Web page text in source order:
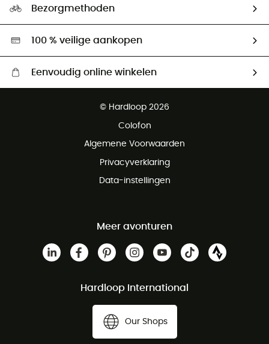
Ambassadeurs
Hardgreen
Bezorgmethoden
100 % veilige aankopen
Eenvoudig online winkelen
Gratis retourneren binnen 100 dagen
© Hardloop 2026
Colofon
Algemene Voorwaarden
Privacyverklaring
Data-instellingen
Meer avonturen
Hardloop International
Our Shops